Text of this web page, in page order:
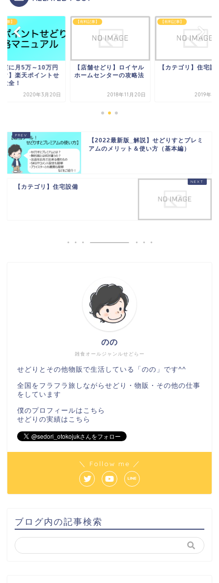
記事】
実に月5万～10万円
ぐ】楽天ポイントせ
全！
2020年3月20日
【有料記事】
【店舗せどり】ロイヤル
ホームセンターの攻略法
2018年11月20日
【有料記事】
【カテゴリ】住宅設
2019年4
【2022最新版_解説】せどりすとプレミ
アムのメリット＆使い方（基本編）
【カテゴリ】住宅設備
雑食オールジャンルせどらー
のの
せどりとその他物販で生活している「のの」です^^
全国をフラフラ旅しながらせどり・物販・その他の仕事
をしています
僕のプロフィールは こちら
せどりの実績は こちら
＼ Follow me ／
ブログ内の記事検索